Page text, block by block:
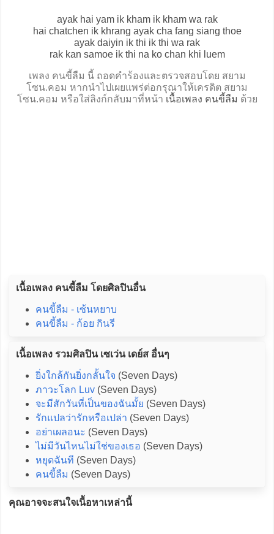
ayak hai yam ik kham ik kham wa rak
hai chatchen ik khrang ayak cha fang siang thoe
ayak daiyin ik thi ik thi wa rak
rak kan samoe ik thi na ko chan khi luem
เพลง คนขี้ลืม นี้ ถอดคำร้องและตรวจสอบโดย สยาม
โซน.คอม หากนำไปเผยแพร่ต่อกรุณาให้เครดิต สยาม
โซน.คอม หรือใส่ลิงก์กลับมาที่หน้า เนื้อเพลง คนขี้ลืม ด้วย
เนื้อเพลง คนขี้ลืม โดยศิลปินอื่น
คนขี้ลืม - เซ้นหยาบ
คนขี้ลืม - ก้อย กินรี
เนื้อเพลง รวมศิลปิน เซเว่น เดย์ส อื่นๆ
ยิ่งใกล้กันยิ่งกลั้นใจ (Seven Days)
ภาวะโลก Luv(Seven Days)
จะมีสักวันที่เป็นของฉันมั้ย (Seven Days)
รักแปลว่ารักหรือเปล่า (Seven Days)
อย่าเผลอนะ (Seven Days)
ไม่มีวันไหนไม่ใช่ของเธอ (Seven Days)
หยุดฉันที (Seven Days)
คนขี้ลืม (Seven Days)
คุณอาจจะสนใจเนื้อหาเหล่านี้